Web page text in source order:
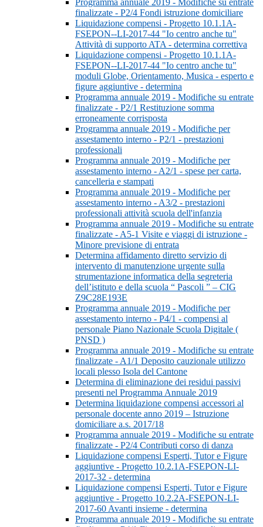
Programma annuale 2019 - Modifiche su entrate
finalizzate - P2/4 Fondi istruzione domiciliare
Liquidazione compensi - Progetto 10.1.1A-
FSEPON--LI-2017-44 "Io centro anche tu"
Attività di supporto ATA - determina correttiva
Liquidazione compensi - Progetto 10.1.1A-
FSEPON--LI-2017-44 "Io centro anche tu"
moduli Globe, Orientamento, Musica - esperto e
figure aggiuntive - determina
Programma annuale 2019 - Modifiche su entrate
finalizzate - P2/1 Restituzione somma
erroneamente corrisposta
Programma annuale 2019 - Modifiche per
assestamento interno - P2/1 - prestazioni
professionali
Programma annuale 2019 - Modifiche per
assestamento interno - A2/1 - spese per carta,
cancelleria e stampati
Programma annuale 2019 - Modifiche per
assestamento interno - A3/2 - prestazioni
professionali attività scuola dell'infanzia
Programma annuale 2019 - Modifiche su entrate
finalizzate - A5-1 Visite e viaggi di istruzione -
Minore previsione di entrata
Determina affidamento diretto servizio di
intervento di manutenzione urgente sulla
strumentazione informatica della segreteria
dell’istituto e della scuola “ Pascoli ” – CIG
Z9C28E193E
Programma annuale 2019 - Modifiche per
assestamento interno - P4/1 - compensi al
personale Piano Nazionale Scuola Digitale (
PNSD )
Programma annuale 2019 - Modifiche su entrate
finalizzate - A1/1 Deposito cauzionale utilizzo
locali plesso Isola del Cantone
Determina di eliminazione dei residui passivi
presenti nel Programma Annuale 2019
Determina liquidazione compensi accessori al
personale docente anno 2019 – Istruzione
domiciliare a.s. 2017/18
Programma annuale 2019 - Modifiche su entrate
finalizzate - P2/4 Contributi corso di danza
Liquidazione compensi Esperti, Tutor e Figure
aggiuntive - Progetto 10.2.1A-FSEPON-LI-
2017-32 - determina
Liquidazione compensi Esperti, Tutor e Figure
aggiuntive - Progetto 10.2.2A-FSEPON-LI-
2017-60 Avanti insieme - determina
Programma annuale 2019 - Modifiche su entrate